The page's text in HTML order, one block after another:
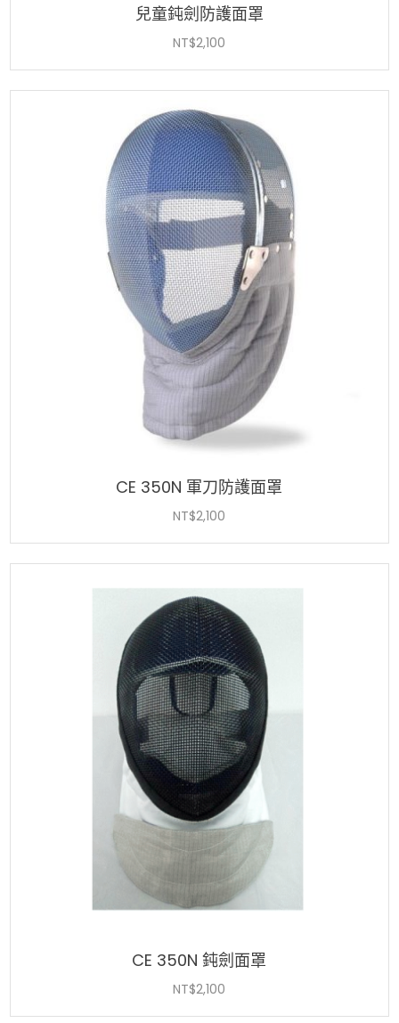
兒童鈍劍防護面罩
NT$2,100
CE 350N 軍刀防護面罩
NT$2,100
CE 350N 鈍劍面罩
NT$2,100